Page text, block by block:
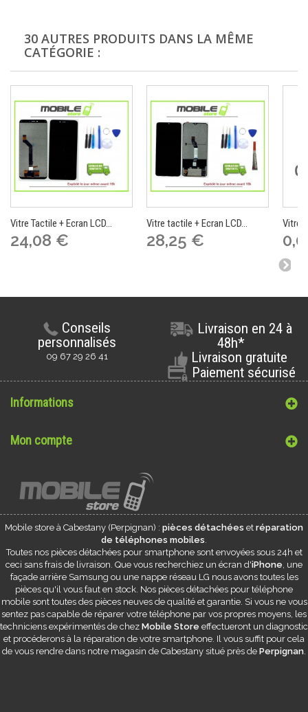
30 AUTRES PRODUITS DANS LA MÊME
CATÉGORIE :
Vitre Tactile + Ecran LCD...
24,08 €
Vitre tactile + Ecran LCD...
28,25 €
Vitre
Conseils
personnalisés
09 67 29 26 41
Livraison en 24 à
48h*
Livraison gratuite
Paiement sécurisé
Informations
Mon compte
Mobile store à Cabestany (Perpignan) : pièces détachées et réparation
de téléphones mobiles.
Toutes nos pièces détachées pour smartphone sont envoyées sous 24h et
ceci sans frais de livraison. Que vous recherchiez un écran d'iPhone, une
façade arrière Samsung ou une nappe réseau LG nous avons toutes les
pièces qu'il vous faut en stock. Nos pièces détachées pour téléphone
mobile sont toutes des pièces neuves de qualité et garantie. Si vous ne vous
sentez pas capable de réparer votre téléphone par vos propres moyens, les
techniciens expérimentés de chez Mobile Store effectueront un diagnostic
et procéderons à la réparation de votre smartphone. Il vous suffit pour cela
de vous rendre dans notre magasin de Cabestany situé près de Perpignan.